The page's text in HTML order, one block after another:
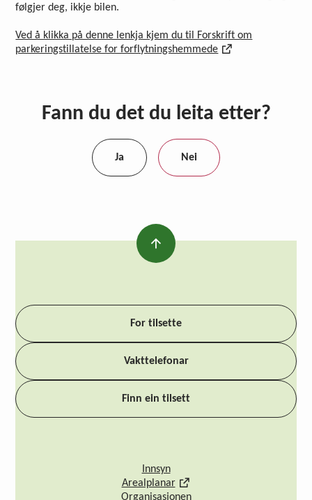
følgjer deg, ikkje bilen.
Ved å klikka på denne lenkja kjem du til Forskrift om
parkeringstillatelse for forflytningshemmede
Fann du det du leita etter?
Ja Nei
For tilsette
Vakttelefonar
Finn ein tilsett
Innsyn
Arealplanar
Organisasjonen